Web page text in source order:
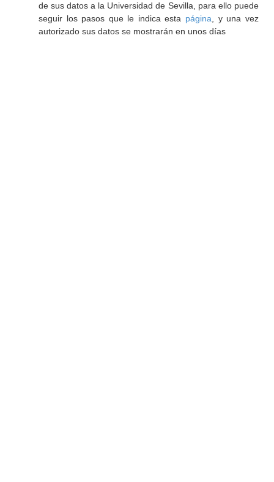
de sus datos a la Universidad de Sevilla, para ello puede
seguir los pasos que le indica esta página , y una vez
autorizado sus datos se mostrarán en unos días